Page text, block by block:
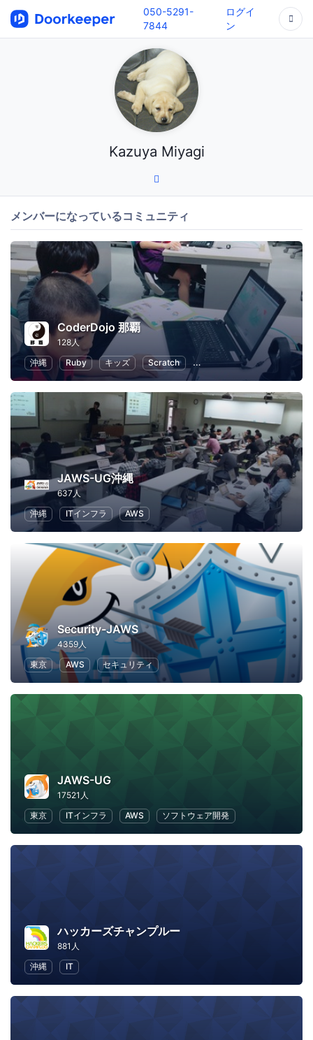
050-5291-
7844
ログイ
ン
Kazuya Miyagi
メンバーになっているコミュニティ
CoderDojo 那覇
128人
沖縄
Ruby キッズ Scratch 子供向けプログラミング
JAWS-UG沖縄
637人
沖縄
ITインフラ AWS
Security-JAWS
4359人
東京
AWS セキュリティ
JAWS-UG
17521人
東京
ITインフラ AWS ソフトウェア開発
ハッカーズチャンプルー
881人
沖縄
IT